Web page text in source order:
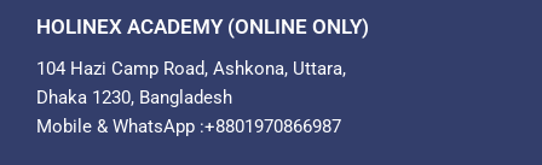
HOLINEX ACADEMY (ONLINE ONLY)
104 Hazi Camp Road, Ashkona, Uttara,
Dhaka 1230, Bangladesh
Mobile & WhatsApp :+8801970866987